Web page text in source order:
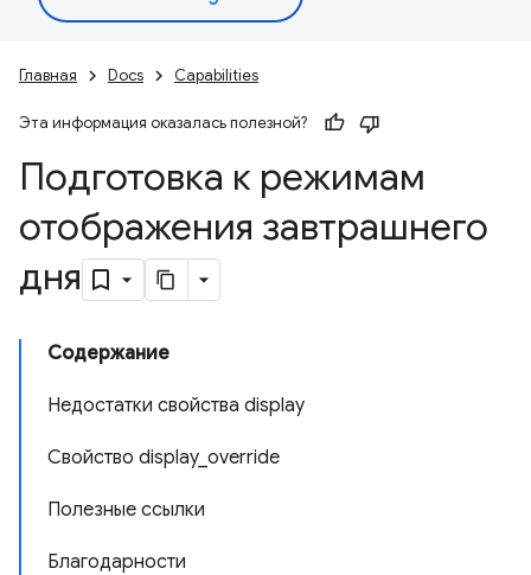
Главная Docs Capabilities
Эта информация оказалась полезной?
Подготовка к режимам
отображения завтрашнего
дня
Содержание
Недостатки свойства display
Свойство display_override
Полезные ссылки
Благодарности